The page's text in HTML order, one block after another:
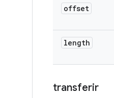
offset
length
transferir